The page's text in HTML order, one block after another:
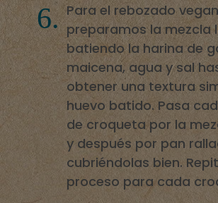
Para el rebozado
preparamos la mezcla
batiendo la harina de
maicena, agua y sal
obtener una textura
huevo batido. Pasa
de croqueta por la
y después por pan
cubriéndolas bien.
proceso para cada